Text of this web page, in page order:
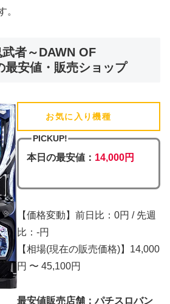
。
者～DAWN OF
最安値・販売ショップ
お気に入り機種
PICKUP!
本日の最安値： 14,000円
【価格変動】前日比：0円 / 先週
比：-円
【相場(現在の販売価格)】14,000
円 〜 45,100円
最安値販売店舗：パチスロバン